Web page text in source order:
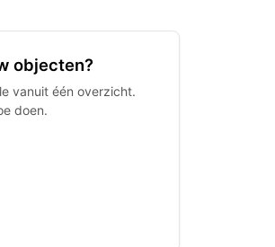
objecten?
vanuit één overzicht.
doen.